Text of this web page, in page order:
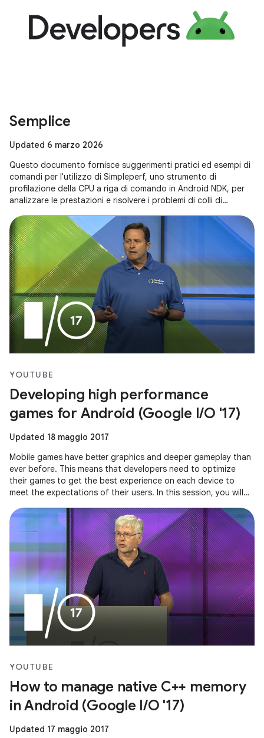
Semplice
Updated 6 marzo 2026
Questo documento fornisce suggerimenti pratici ed esempi di
comandi per l'utilizzo di Simpleperf, uno strumento di
profilazione della CPU a riga di comando in Android NDK, per
analizzare le prestazioni e risolvere i problemi di colli di
applicazioni Unity.
YOUTUBE
Developing high performance
games for Android (Google I/O '17)
Updated 18 maggio 2017
Mobile games have better graphics and deeper gameplay than
ever before. This means that developers need to optimize
their games to get the best experience on each device to
meet the expectations of their users. In this session, you will
YOUTUBE
How to manage native C++ memory
in Android (Google I/O '17)
Updated 17 maggio 2017